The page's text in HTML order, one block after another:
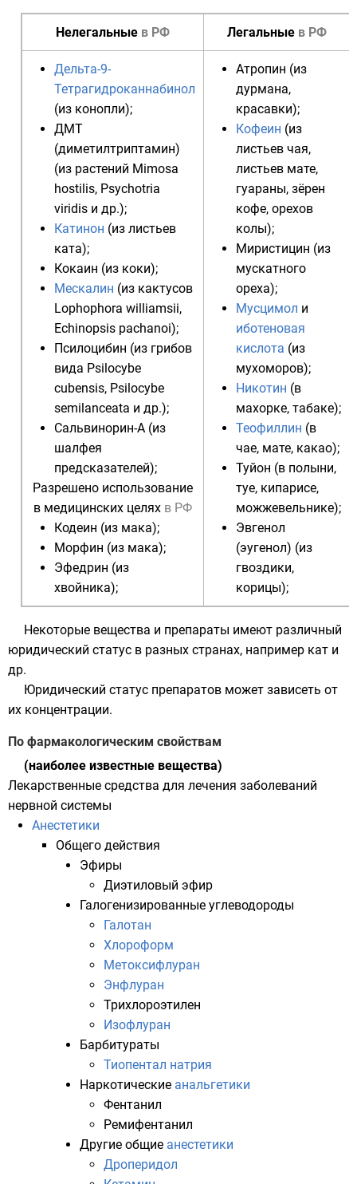
Нелегальные в РФ Легальныев РФ
Дельта-9-
Тетрагидроканнабинол
(из конопли);
ДМТ
(диметилтриптамин)
(из растений Mimosa
hostilis, Psychotria
viridis и др.);
Катинон (из листьев
ката);
Кокаин (из коки);
Мескалин (из кактусов
Lophophora williamsii,
Echinopsis pachanoi);
Псилоцибин (из грибов
вида Psilocybe
cubensis, Psilocybe
semilanceata и др.);
Сальвинорин-А (из
шалфея
предсказателей);
Разрешено использование
в медицинских целях в РФ
Кодеин (из мака);
Морфин (из мака);
Эфедрин (из
хвойника);
Атропин (из
дурмана,
красавки);
Кофеин (из
листьев чая,
листьев мате,
гуараны, зёрен
кофе, орехов
колы);
Миристицин (из
мускатного
ореха);
Мусцимол и
иботеновая
кислота (из
мухоморов);
Никотин (в
махорке, табаке);
Теофиллин (в
чае, мате, какао);
Туйон (в полыни,
туе, кипарисе,
можжевельнике);
Эвгенол
(эугенол) (из
гвоздики,
корицы);
Некоторые вещества и препараты имеют различный
юридический статус в разных странах, например кат и
др.
Юридический статус препаратов может зависеть от
их концентрации.
По фармакологическим свойствам
(наиболее известные вещества)
Лекарственные средства для лечения заболеваний
нервной системы
Анестетики
Общего действия
Эфиры
Диэтиловый эфир
Галогенизированные углеводороды
Галотан
Хлороформ
Метоксифлуран
Энфлуран
Трихлороэтилен
Изофлуран
Барбитураты
Тиопентал натрия
Наркотические анальгетики
Фентанил
Ремифентанил
Другие общие анестетики
Дроперидол